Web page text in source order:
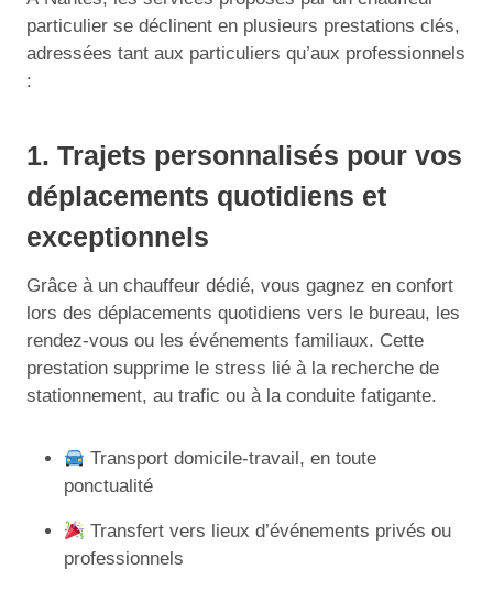
particulier se déclinent en plusieurs prestations clés,
adressées tant aux particuliers qu’aux professionnels
:
1. Trajets personnalisés pour vos
déplacements quotidiens et
exceptionnels
Grâce à un chauffeur dédié, vous gagnez en confort
lors des déplacements quotidiens vers le bureau, les
rendez-vous ou les événements familiaux. Cette
prestation supprime le stress lié à la recherche de
stationnement, au trafic ou à la conduite fatigante.
Transport domicile-travail, en toute
ponctualité
Transfert vers lieux d’événements privés ou
professionnels